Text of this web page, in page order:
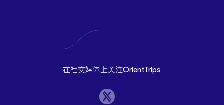
在社交媒体上关注OrientTrips